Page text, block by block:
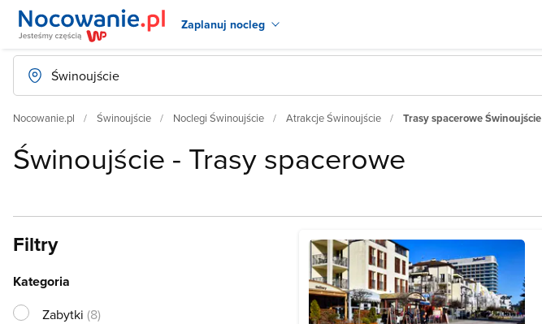
Zaplanuj nocleg
Nocowanie.pl Świnoujście Noclegi Świnoujście Atrakcje Świnoujście Trasy spacerowe Świnoujście
Świnoujście - Trasy spacerowe
Filtry
Kategoria
Zabytki (8)